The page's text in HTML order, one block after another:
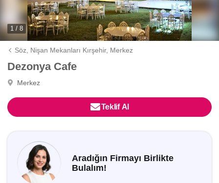
1 / 8
Söz, Nişan Mekanları Kırşehir, Merkez
Dezonya Cafe
Merkez
Teklif Al
Aradığın Firmayı Birlikte
Bulalım!